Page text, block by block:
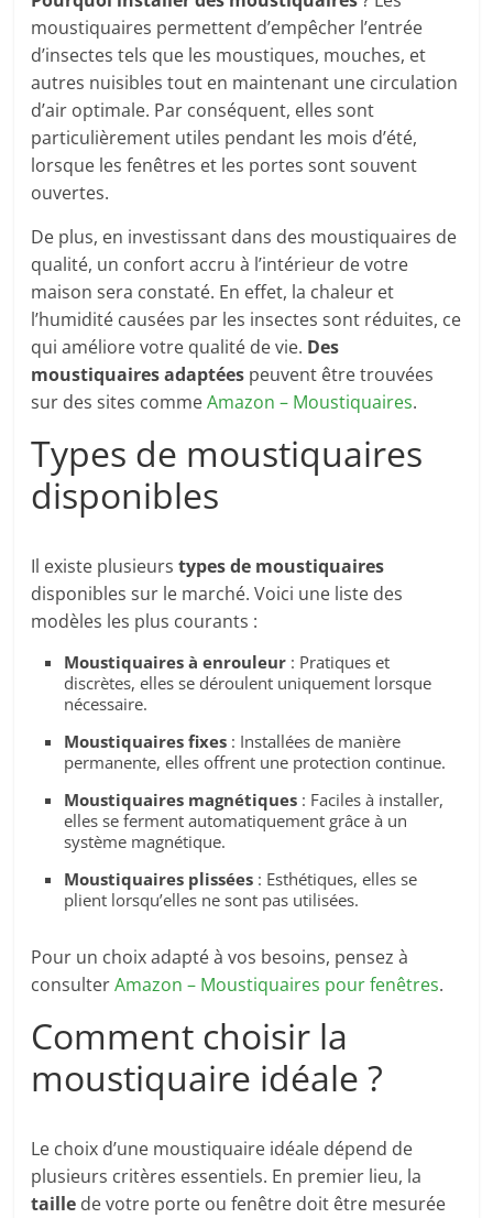
moustiquaires permettent d’empêcher l’entrée
d’insectes tels que les moustiques, mouches, et
autres nuisibles tout en maintenant une circulation
d’air optimale. Par conséquent, elles sont
particulièrement utiles pendant les mois d’été,
lorsque les fenêtres et les portes sont souvent
ouvertes.
De plus, en investissant dans des moustiquaires de
qualité, un confort accru à l’intérieur de votre
maison sera constaté. En effet, la chaleur et
l’humidité causées par les insectes sont réduites, ce
qui améliore votre qualité de vie. Des
moustiquaires adaptées peuvent être trouvées
sur des sites commeAmazon – Moustiquaires.
Types de moustiquaires
disponibles
Il existe plusieurstypes de moustiquaires
disponibles sur le marché. Voici une liste des
modèles les plus courants :
Moustiquaires à enrouleur : Pratiques et
discrètes, elles se déroulent uniquement lorsque
nécessaire.
Moustiquaires fixes : Installées de manière
permanente, elles offrent une protection continue.
Moustiquaires magnétiques : Faciles à installer,
elles se ferment automatiquement grâce à un
système magnétique.
Moustiquaires plissées : Esthétiques, elles se
plient lorsqu’elles ne sont pas utilisées.
Pour un choix adapté à vos besoins, pensez à
consulterAmazon – Moustiquaires pour fenêtres.
Comment choisir la
moustiquaire idéale ?
Le choix d’une moustiquaire idéale dépend de
plusieurs critères essentiels. En premier lieu, la
taille de votre porte ou fenêtre doit être mesurée